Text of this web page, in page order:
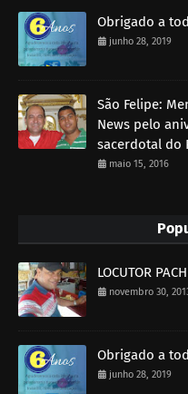
Obrigado a
junho 28, 2019
São Felipe:
News pelo
sacerdotal do
maio 15, 2016
LOCUTOR
novembro 30,
Obrigado a
junho 28, 2019